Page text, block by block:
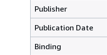
Publisher
Publication Date
Binding